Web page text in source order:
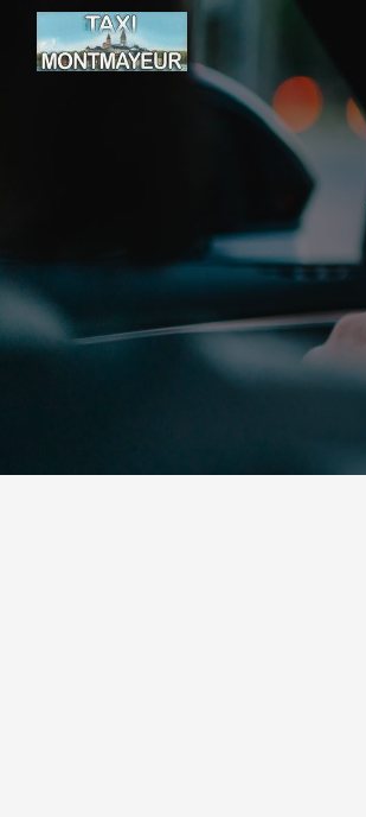
Panneau de gestion des cookies